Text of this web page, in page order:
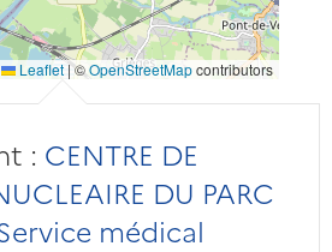
Leaflet|©OpenStreetMapcontributors
: CENTRE DE
DU PARC
médical